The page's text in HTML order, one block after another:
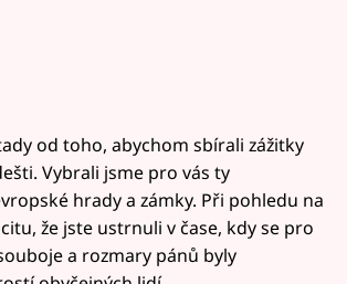
od toho, abychom sbírali zážitky
Vybrali jsme pro vás ty
hrady a zámky. Při pohledu na
že jste ustrnuli v čase, kdy se pro
a rozmary pánů byly